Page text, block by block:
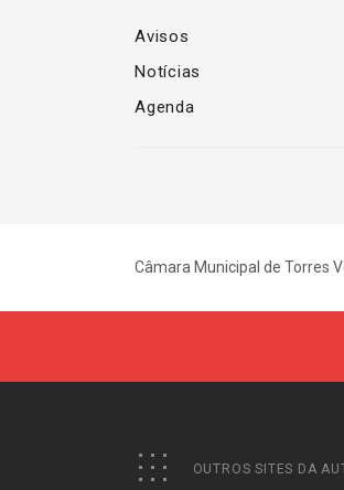
Avisos
Notícias
Agenda
Câmara Municipal de Torres
OUTROS SITES DA